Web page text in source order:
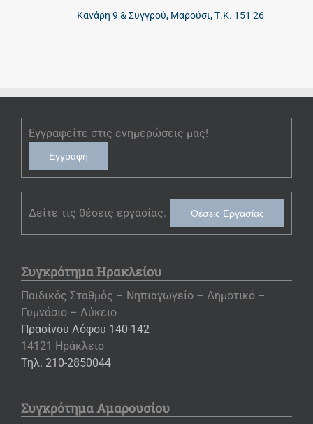
Κανάρη 9 & Συγγρού, Μαρούσι, Τ.Κ. 151 26
Εγγραφείτε στις ενημερώσεις μας!
Εγγραφή
Δείτε τις θέσεις εργασίας. Θέσεις Εργασίας
Συγκρότημα Ηρακλείου
Παιδικός Σταθμός – Νηπιαγωγείο – Δημοτικό –
Γυμνάσιο – Λύκειο
Πρασίνου Λόφου 140-142
14121 Ηράκλειο
Τηλ. 210-2850044
Συγκρότημα Αμαρουσίου